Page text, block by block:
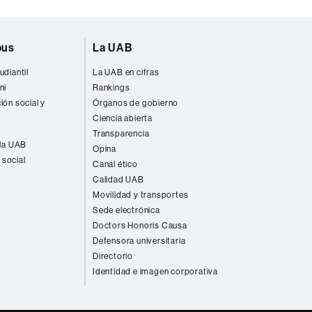
social y
UAB
La UAB
La UAB en cifras
Rankings
Órganos de gobierno
Ciencia abierta
Transparencia
Opina
Canal ético
Calidad UAB
Movilidad y transportes
Sede electrónica
Doctors Honoris Causa
Defensora universitaria
Directorio
Identidad e imagen corporativa